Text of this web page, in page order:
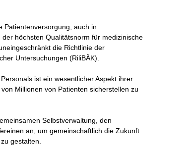
Patientenversorgung, auch in
höchsten Qualitätsnorm für medizinische
die Richtlinie der
Untersuchungen (RiliBÄK).
ist ein wesentlicher Aspekt ihrer
Millionen von Patienten sicherstellen zu
Selbstverwaltung, den
an, um gemeinschaftlich die Zukunft
gestalten.